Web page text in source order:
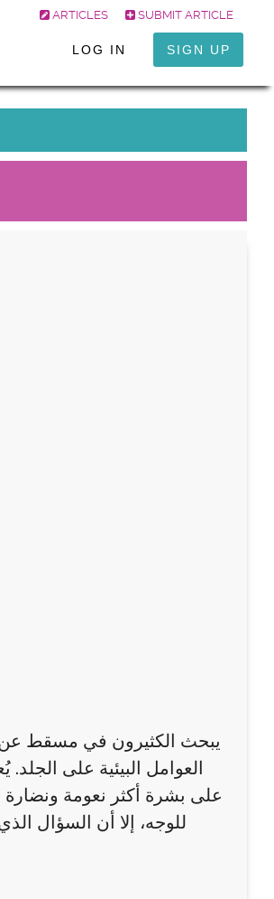
ARTICLES SUBMIT ARTICLE
LOG IN SIGN UP
يبحث الكثيرون في مسقط عن
العوامل البيئية على
على بشرة أكثر نعومة ونضارة
للوجه، إلا أن السؤال